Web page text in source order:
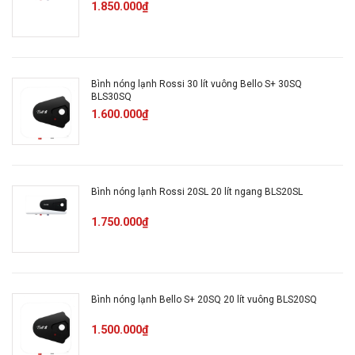
nhau. Bình sử dụng núm vặn xoay dễ dàng điều chỉnh
nhiệt độ.
1.850.000₫
Bình nóng lạnh Rossi 30 lít vuông Bello S+ 30SQ
BLS30SQ
1.600.000₫
Bình nóng lạnh Rossi 20SL 20 lít ngang BLS20SL
1.750.000₫
Bình nóng lạnh Bello S+ 20SQ 20 lít vuông BLS20SQ
1.500.000₫